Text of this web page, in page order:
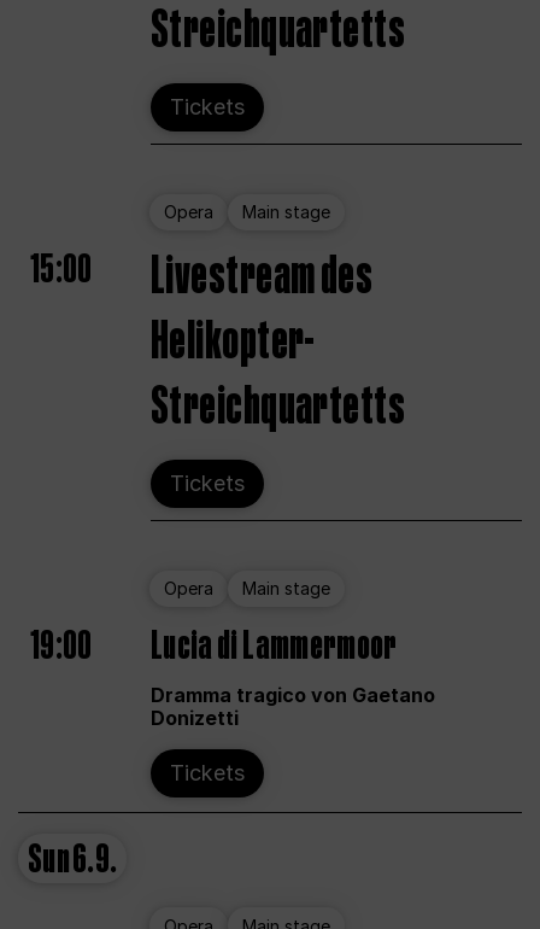
Streichquartetts
Tickets
Opera Main stage
15:00
Livestream des
Helikopter-
Streichquartetts
Tickets
Opera Main stage
19:00 Lucia di Lammermoor
Dramma tragico von Gaetano
Donizetti
Tickets
Sun6.9.